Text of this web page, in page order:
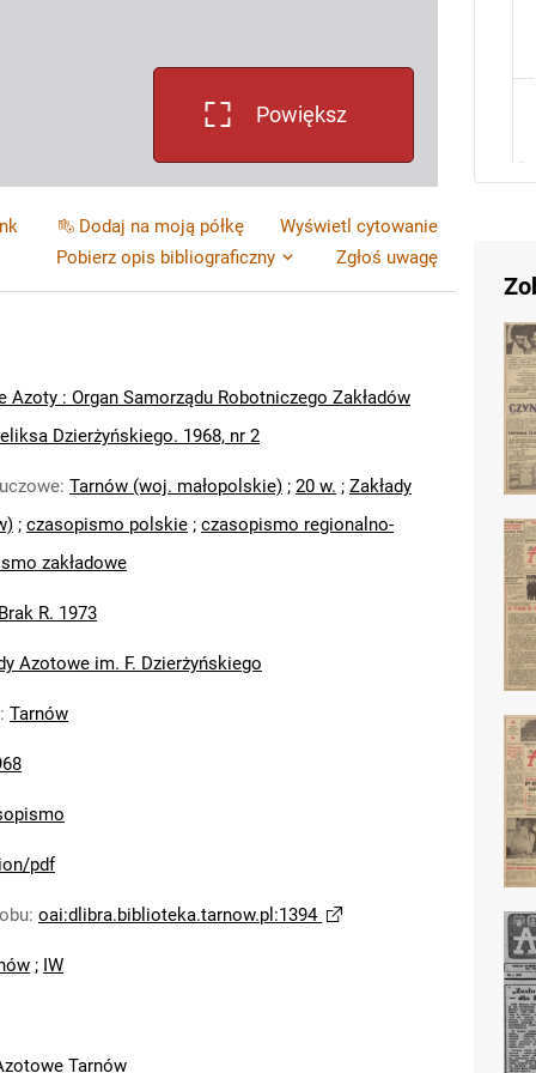
Powiększ
Dodaj na moją półkę
Wyświetl cytowanie
Pobierz opis bibliograficzny
Zgłoś uwagę
Azoty : Organ Samorządu Robotniczego Zakładów
Dzierżyńskiego. 1968, nr 2
: Tarnów (woj. małopolskie) ; 20 w. ; Zakłady
; czasopismo polskie ; czasopismo regionalno-
zakładowe
R. 1973
Azotowe im. F. Dzierżyńskiego
: Tarnów
pdf
: oai:dlibra.biblioteka.tarnow.pl:1394
; IW
Tarnów